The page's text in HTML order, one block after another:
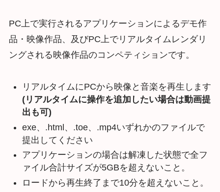
PC上で実行されるアプリケーションによるデモ作
品・映像作品、及びPC上でリアルタイムレンダリ
ングされる映像作品のコンペティションです。
リアルタイムにPCから映像と音楽を再生します
(リアルタイムに操作を追加したい場合は動画提
出も可)
exe、.html、.toe、.mp4いずれかのファイルで
提出してください
アプリケーションの場合は解凍した状態で全フ
ァイル合計サイズが5GBを超えないこと。
ロードから再生終了まで10分を超えないこと。